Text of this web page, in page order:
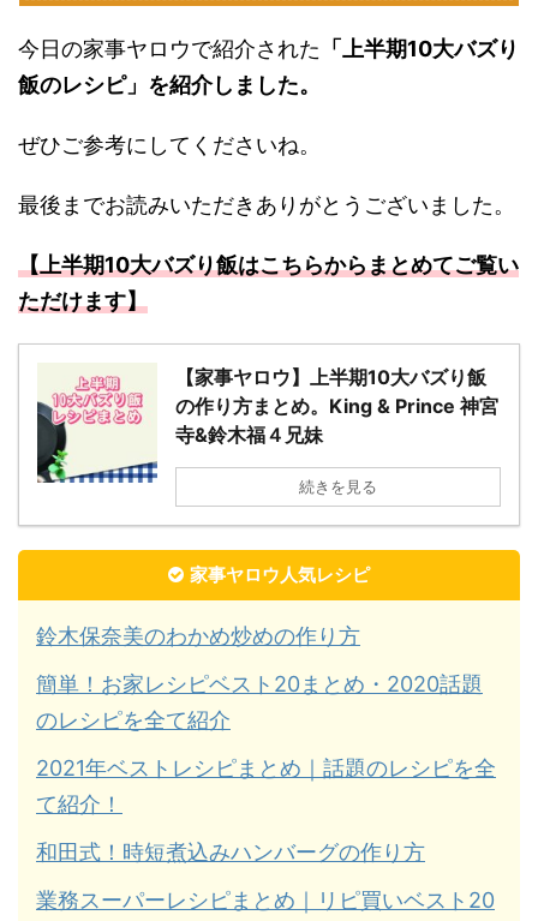
今日の家事ヤロウで紹介された 「上半期10大バズり
飯のレシピ」を紹介しました。
ぜひご参考にしてくださいね。
最後までお読みいただきありがとうございました。
【上半期10大バズり飯はこちらからまとめてご覧い
ただけます】
【家事ヤロウ】上半期10大バズり飯
の作り方まとめ。King & Prince 神宮
寺&鈴木福４兄妹
続きを見る
家事ヤロウ人気レシピ
鈴木保奈美のわかめ炒めの作り方
簡単！お家レシピベスト20まとめ・2020話題
のレシピを全て紹介
2021年ベストレシピまとめ｜話題のレシピを全
て紹介！
和田式！時短煮込みハンバーグの作り方
業務スーパーレシピまとめ｜リピ買いベスト20